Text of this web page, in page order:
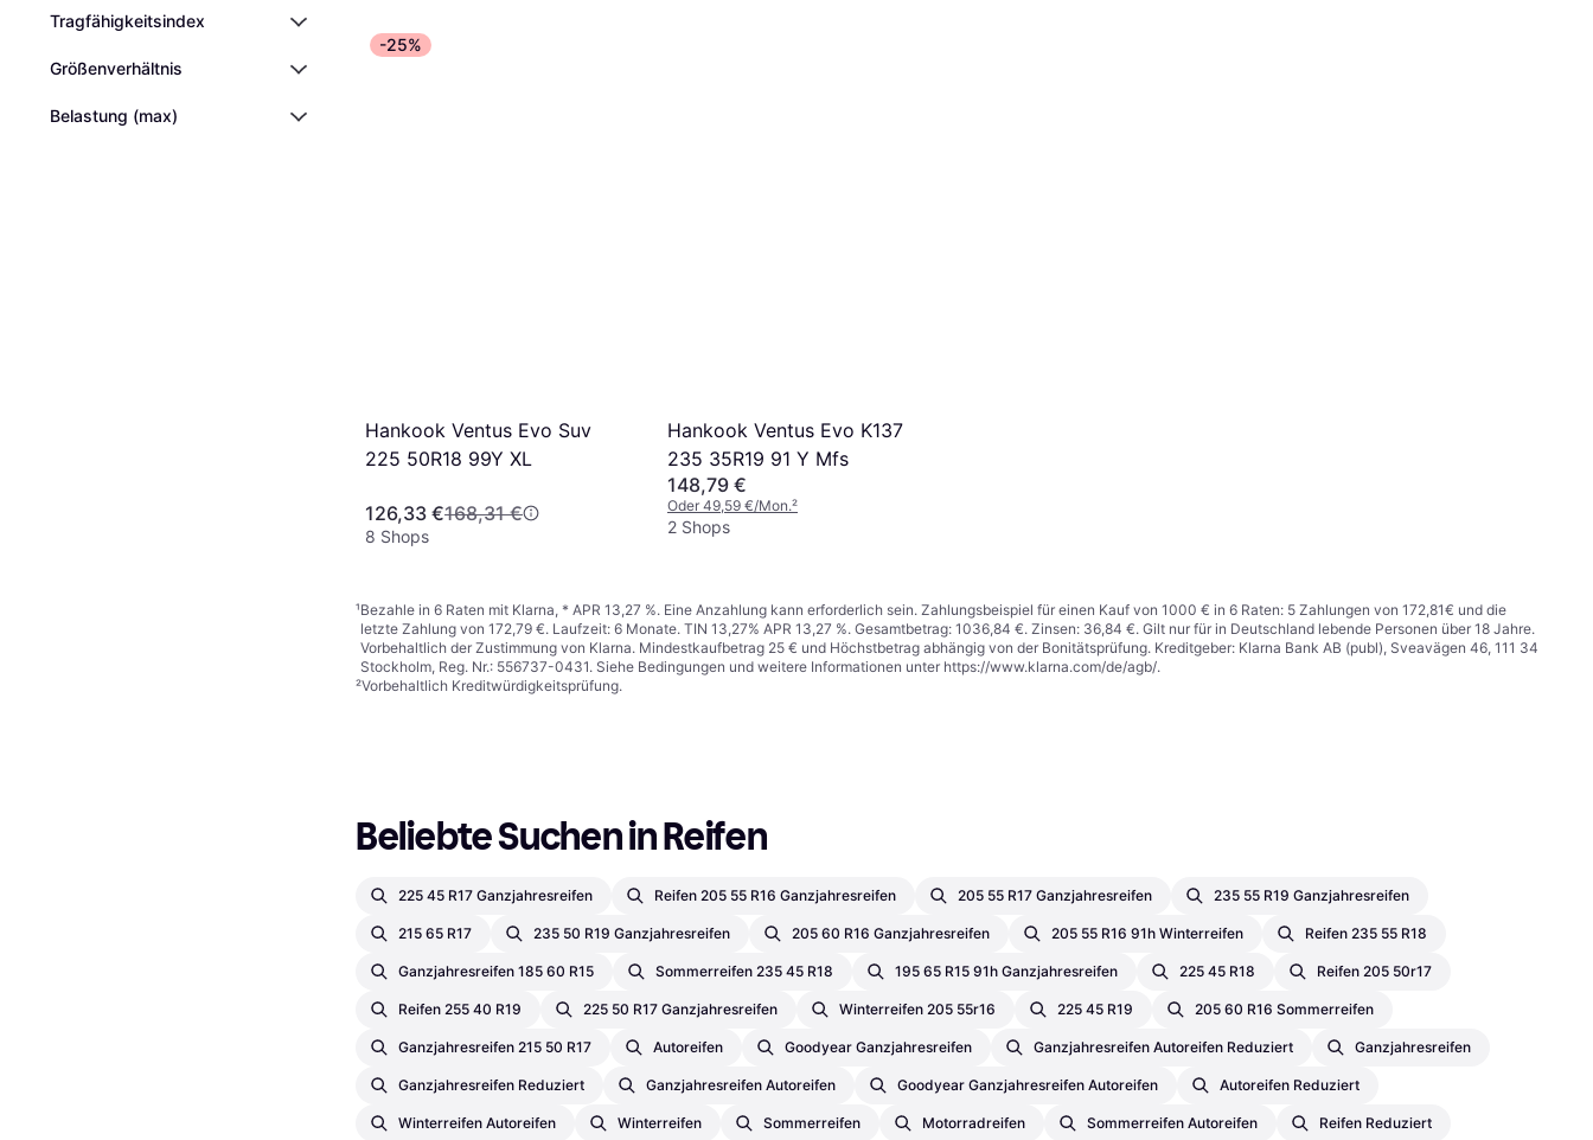
Tragfähigkeitsindex
Größenverhältnis
Belastung (max)
-25%
Hankook Ventus Evo Suv
225 50R18 99Y XL
126,33 €168,31 €
8 Shops
Hankook Ventus Evo K137
235 35R19 91 Y Mfs
148,79 €
Oder 49,59 €/Mon.²
2 Shops
¹Bezahle in 6 Raten mit Klarna, * APR 13,27 %. Eine Anzahlung kann erforderlich sein. Zahlungsbeispiel für einen Kauf von 1000 € in 6 Raten: 5 Zahlungen von 172,81€ und die
letzte Zahlung von 172,79 €. Laufzeit: 6 Monate. TIN 13,27% APR 13,27 %. Gesamtbetrag: 1036,84 €. Zinsen: 36,84 €. Gilt nur für in Deutschland lebende Personen über 18 Jahre.
Vorbehaltlich der Zustimmung von Klarna. Mindestkaufbetrag 25 € und Höchstbetrag abhängig von der Bonitätsprüfung. Kreditgeber: Klarna Bank AB (publ), Sveavägen 46, 111 34
Stockholm, Reg. Nr.: 556737-0431. Siehe Bedingungen und weitere Informationen unter https://www.klarna.com/de/agb/.
²Vorbehaltlich Kreditwürdigkeitsprüfung.
Beliebte Suchen in Reifen
225 45 R17 Ganzjahresreifen Reifen 205 55 R16 Ganzjahresreifen 205 55 R17 Ganzjahresreifen 235 55 R19 Ganzjahresreifen
215 65 R17 235 50 R19 Ganzjahresreifen 205 60 R16 Ganzjahresreifen 205 55 R16 91h Winterreifen Reifen 235 55 R18
Ganzjahresreifen 185 60 R15 Sommerreifen 235 45 R18 195 65 R15 91h Ganzjahresreifen 225 45 R18 Reifen 205 50r17
Reifen 255 40 R19 225 50 R17 Ganzjahresreifen Winterreifen 205 55r16 225 45 R19 205 60 R16 Sommerreifen
Ganzjahresreifen 215 50 R17 Autoreifen Goodyear Ganzjahresreifen Ganzjahresreifen Autoreifen Reduziert Ganzjahresreifen
Ganzjahresreifen Reduziert Ganzjahresreifen Autoreifen Goodyear Ganzjahresreifen Autoreifen Autoreifen Reduziert
Winterreifen Autoreifen Winterreifen Sommerreifen Motorradreifen Sommerreifen Autoreifen Reifen Reduziert